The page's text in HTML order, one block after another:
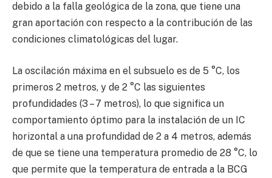
debido a la falla geológica de la zona, que tiene una
gran aportación con respecto a la contribución de las
condiciones climatológicas del lugar.
La oscilación máxima en el subsuelo es de 5 °C, los
primeros 2 metros, y de 2 °C las siguientes
profundidades (3 – 7 metros), lo que significa un
comportamiento óptimo para la instalación de un IC
horizontal a una profundidad de 2 a 4 metros, además
de que se tiene una temperatura promedio de 28 °C, lo
que permite que la temperatura de entrada a la BCG